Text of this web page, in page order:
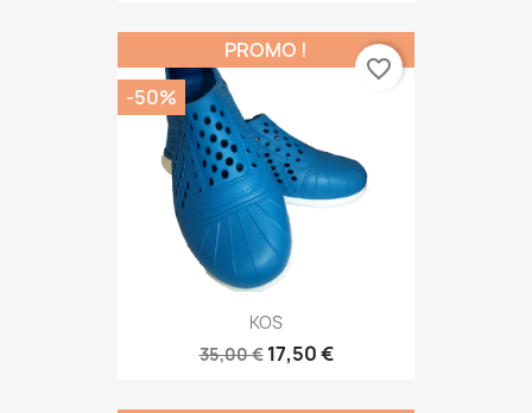
KOS
35,00 € 17,50 €
PROMO !
-50%
favorite_border